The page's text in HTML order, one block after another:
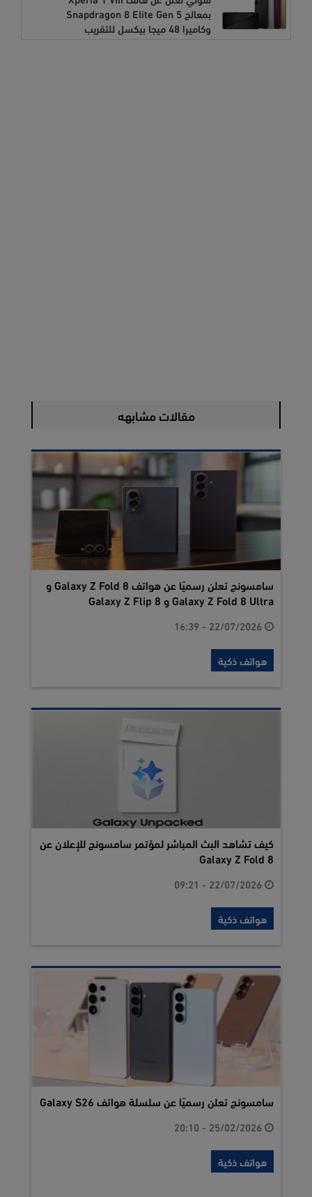
بمعالج Snapdragon 8 Elite Gen 5
وكاميرا 48 ميجا بيكسل للتقريب
مقالات مشابهه
سامسونج تعلن رسميًا عن هواتف Galaxy Z Fold 8 و
Galaxy Z Fold 8 Ultra و Galaxy Z Flip 8
هواتف ذكية
كيف تشاهد البث المباشر لمؤتمر سامسونج للإعلان عن
Galaxy Z Fold 8
هواتف ذكية
سامسونج تعلن رسميًا عن سلسلة هواتف Galaxy S26
هواتف ذكية